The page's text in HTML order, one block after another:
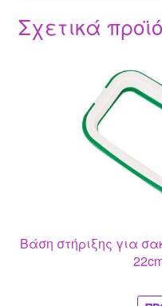
Σχετικά
Βάση στήριξης για